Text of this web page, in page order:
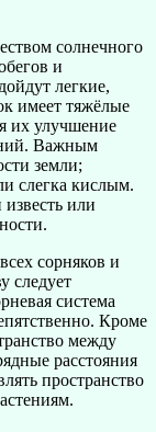
солнечного
и
легкие,
имеет тяжёлые
их улучшение
Важным
земли;
слегка кислым.
или
сорняков и
следует
система
Кроме
между
расстояния
пространство